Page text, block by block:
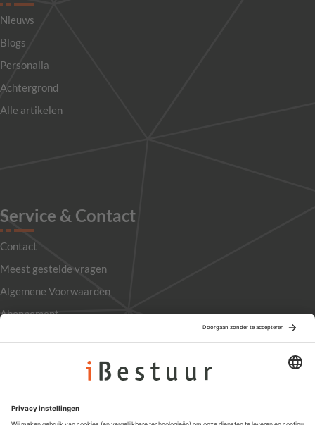
Nieuws
Blogs
Personalia
Achtergrond
Alle artikelen
Service & Contact
Contact
Meest gestelde vragen
Algemene Voorwaarden
Abonnement
Privacyinstellingen